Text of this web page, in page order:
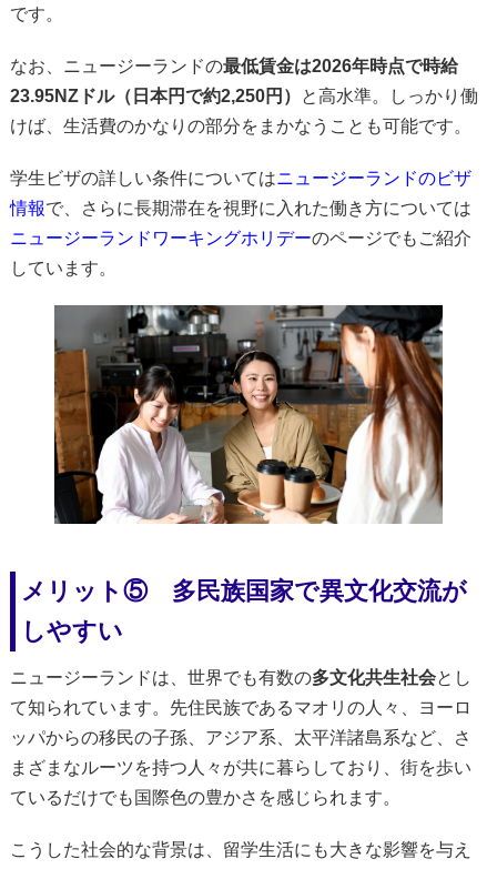
です。
なお、ニュージーランドの最低賃金は2026年時点で時給
23.95NZドル（日本円で約2,250円）
と高水準。しっかり働
けば、生活費のかなりの部分をまかなうことも可能です。
学生ビザの詳しい条件についてはニュージーランドのビザ
情報で、さらに長期滞在を視野に入れた働き方については
ニュージーランドワーキングホリデーのページでもご紹介
しています。
メリット⑤ 多民族国家で異文化交流が
しやすい
ニュージーランドは、世界でも有数の多文化共生社会とし
て知られています。先住民族であるマオリの人々、ヨーロ
ッパからの移民の子孫、アジア系、太平洋諸島系など、さ
まざまなルーツを持つ人々が共に暮らしており、街を歩い
ているだけでも国際色の豊かさを感じられます。
こうした社会的な背景は、留学生活にも大きな影響を与え